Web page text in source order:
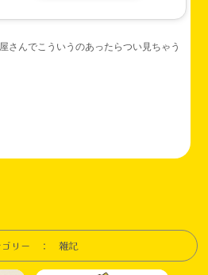
さんでこういうのあったらつい見ちゃう
ゴリー ： 雑記